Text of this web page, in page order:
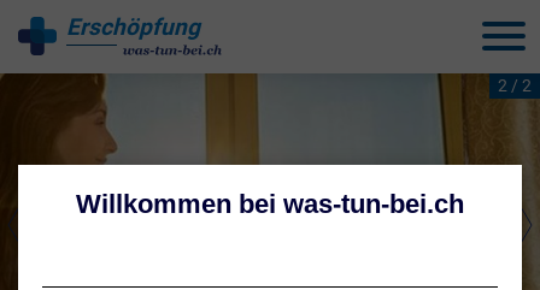
Erschöpfungbehandeln
2 / 2